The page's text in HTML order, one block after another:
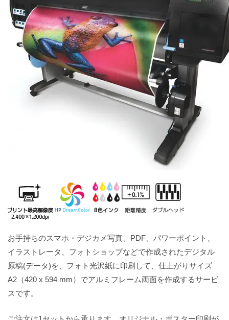
お手持ちのスマホ・デジカメ写真、PDF、パワーポイント、
イラストレータ、フォトショップなどで作成されたデジタル
原稿(データ)を、フォト光沢紙に印刷して、仕上がりサイズ
A2（420 x 594 mm）でアルミフレーム両面を作成するサービ
スです。